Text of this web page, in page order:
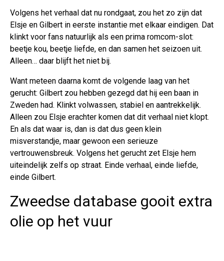
Volgens het verhaal dat nu rondgaat, zou het zo zijn dat
Elsje en Gilbert in eerste instantie met elkaar eindigen. Dat
klinkt voor fans natuurlijk als een prima romcom-slot:
beetje kou, beetje liefde, en dan samen het seizoen uit.
Alleen… daar blijft het niet bij.
Want meteen daarna komt de volgende laag van het
gerucht: Gilbert zou hebben gezegd dat hij een baan in
Zweden had. Klinkt volwassen, stabiel en aantrekkelijk.
Alleen zou Elsje erachter komen dat dit verhaal niet klopt.
En als dat waar is, dan is dat dus geen klein
misverstandje, maar gewoon een serieuze
vertrouwensbreuk. Volgens het gerucht zet Elsje hem
uiteindelijk zelfs op straat. Einde verhaal, einde liefde,
einde Gilbert.
Zweedse database gooit extra
olie op het vuur